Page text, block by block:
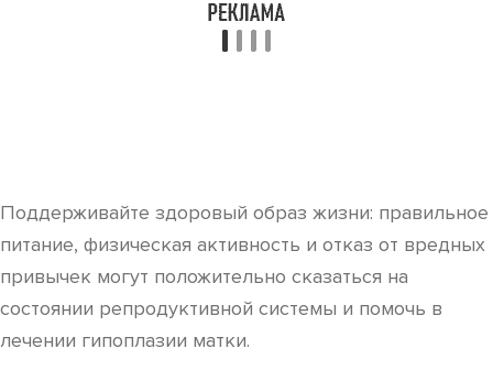
Поддерживайте здоровый образ жизни: правильное
питание, физическая активность и отказ от вредных
привычек могут положительно сказаться на
состоянии репродуктивной системы и помочь в
лечении гипоплазии матки.